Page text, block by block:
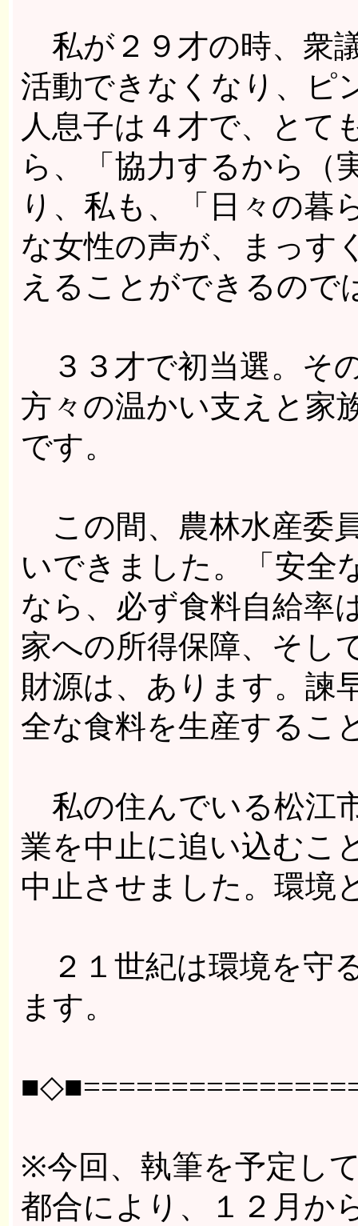
私が２９才の時、衆
活動できなくなり、ピ
人息子は４才で、とて
ら、「協力するから（
り、私も、「日々の暮
な女性の声が、まっす
えることができるので
３３才で初当選。そ
方々の温かい支えと家
です。
この間、農林水産委
いできました。「安全
なら、必ず食料自給率
家への所得保障、そし
財源は、あります。諫
全な食料を生産するこ
私の住んでいる松江
業を中止に追い込むこ
中止させました。環境
２１世紀は環境を守
ます。
※今回、執筆を予定し
都合により、１２月か